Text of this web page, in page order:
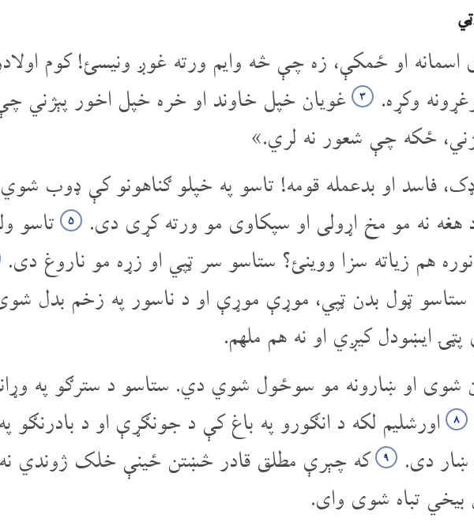
او ځمکې، زه چې څه وایم ورته غوږ ونیسئ! کوم
وکړه.
۳
غویان خپل خاوند او خره خپل اخور
ځکه چې شعور نه لري.»
فاسد او بدعمله قومه! تاسو په خپلو ګناهونو کې ډوب
نه مو مخ اړولی او سپکاوی مو ورته کړی دی.
۵
تاسو
هم زیاته سزا ووینئ؟ ستاسو سر ټپي او زړه مو ناروغ دی.
ټول بدن ټپي، موړې موړې او د ناسور په زخم بدل
ایښودل کیږي او نه هم ملهم.
شوی او ښارونه مو سوځول شوي دي. ستاسو د سترګو په
۸
اورشلیم لکه د انګورو په باغ کې د جونګړې او د
ښار دی.
۹
که چېرې مطلق قادر څښتن ځینې خلک ژوندي نه
تباه شوی وای.